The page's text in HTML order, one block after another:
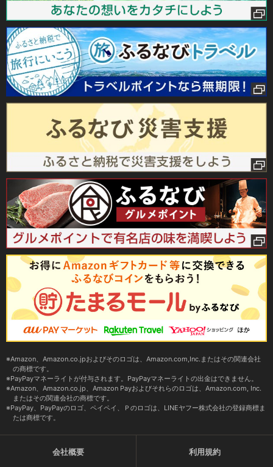
Amazon、Amazon.co.jpおよびそのロゴは、Amazon.com,Inc.またはその関連会社
の商標です。
PayPayマネーライトが付与されます。PayPayマネーライトの出金はできません。
Amazon、Amazon.co.jp、Amazon Payおよびそれらのロゴは、Amazon.com, Inc.
またはその関連会社の商標です。
PayPay、PayPayのロゴ、ペイペイ、Ｐのロゴは、LINEヤフー株式会社の登録商標ま
たは商標です。
会社概要 利用規約